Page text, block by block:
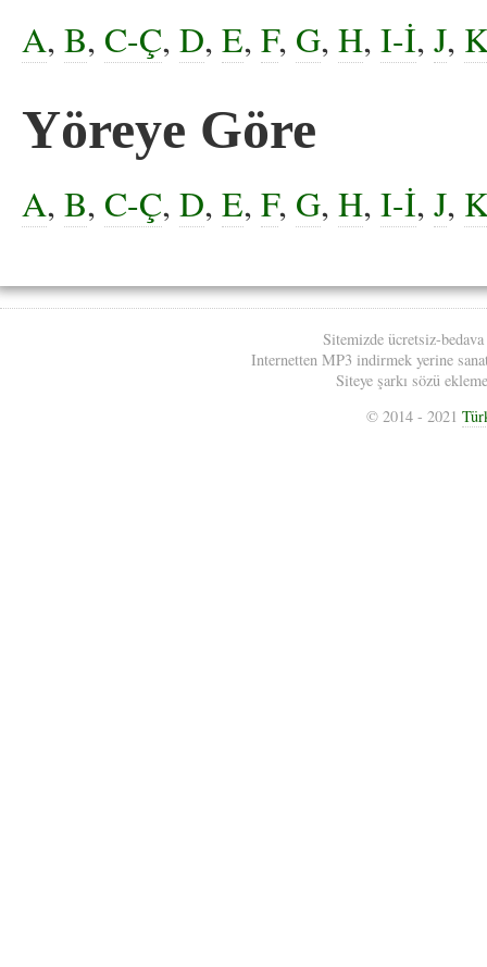
A, B, C-Ç, D, E, F, G, H, I-İ, J,
Yöreye Göre
A, B, C-Ç, D, E, F, G, H, I-İ, J,
Sitemizde ücretsiz-
Internetten MP3 indirmek yerine
Siteye şarkı sözü
© 2014 - 2021